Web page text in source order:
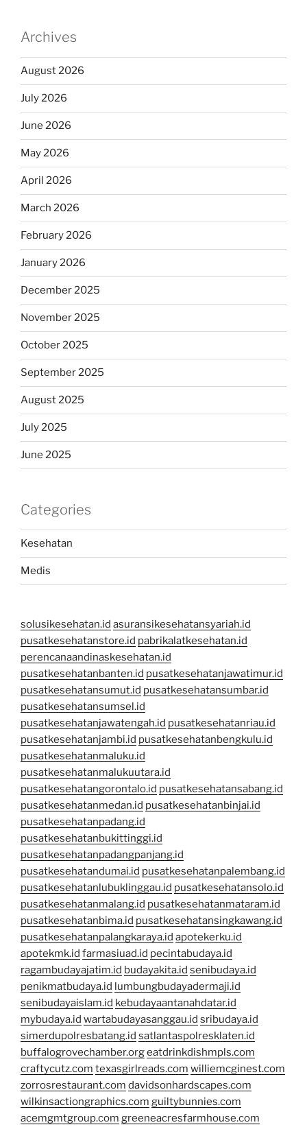
Archives
August 2026
July 2026
June 2026
May 2026
April 2026
March 2026
February 2026
January 2026
December 2025
November 2025
October 2025
September 2025
August 2025
July 2025
June 2025
Categories
Kesehatan
Medis
solusikesehatan.id asuransikesehatansyariah.id
pusatkesehatanstore.id pabrikalatkesehatan.id
perencanaandinaskesehatan.id
pusatkesehatanbanten.id pusatkesehatanjawatimur.id
pusatkesehatansumut.id pusatkesehatansumbar.id
pusatkesehatansumsel.id
pusatkesehatanjawatengah.id pusatkesehatanriau.id
pusatkesehatanjambi.id pusatkesehatanbengkulu.id
pusatkesehatanmaluku.id
pusatkesehatanmalukuutara.id
pusatkesehatangorontalo.id pusatkesehatansabang.id
pusatkesehatanmedan.id pusatkesehatanbinjai.id
pusatkesehatanpadang.id
pusatkesehatanbukittinggi.id
pusatkesehatanpadangpanjang.id
pusatkesehatandumai.id pusatkesehatanpalembang.id
pusatkesehatanlubuklinggau.id pusatkesehatansolo.id
pusatkesehatanmalang.id pusatkesehatanmataram.id
pusatkesehatanbima.id pusatkesehatansingkawang.id
pusatkesehatanpalangkaraya.id apotekerku.id
apotekmk.id farmasiuad.id pecintabudaya.id
ragambudayajatim.id budayakita.id senibudaya.id
penikmatbudaya.id lumbungbudayadermaji.id
senibudayaislam.id kebudayaantanahdatar.id
mybudaya.id wartabudayasanggau.id sribudaya.id
simerdupolresbatang.id satlantaspolresklaten.id
buffalogrovechamber.orgeatdrinkdishmpls.com
craftycutz.com texasgirlreads.com williemcginest.com
zorrosrestaurant.com davidsonhardscapes.com
wilkinsactiongraphics.com guiltybunnies.com
acemgmtgroup.com greeneacresfarmhouse.com